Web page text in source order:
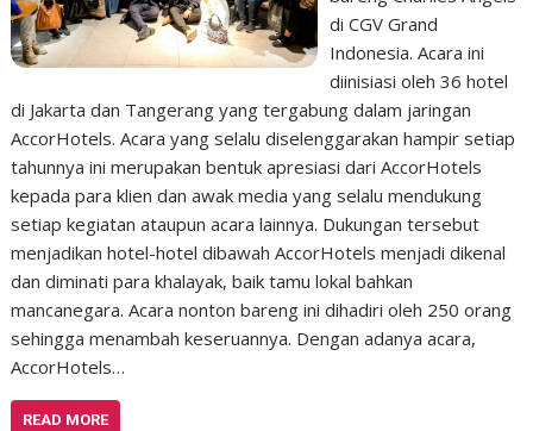
di CGV Grand
Indonesia. Acara ini
diinisiasi oleh 36 hotel
di Jakarta dan Tangerang yang tergabung dalam jaringan
AccorHotels. Acara yang selalu diselenggarakan hampir setiap
tahunnya ini merupakan bentuk apresiasi dari AccorHotels
kepada para klien dan awak media yang selalu mendukung
setiap kegiatan ataupun acara lainnya. Dukungan tersebut
menjadikan hotel-hotel dibawah AccorHotels menjadi dikenal
dan diminati para khalayak, baik tamu lokal bahkan
mancanegara. Acara nonton bareng ini dihadiri oleh 250 orang
sehingga menambah keseruannya. Dengan adanya acara,
AccorHotels…
READ MORE